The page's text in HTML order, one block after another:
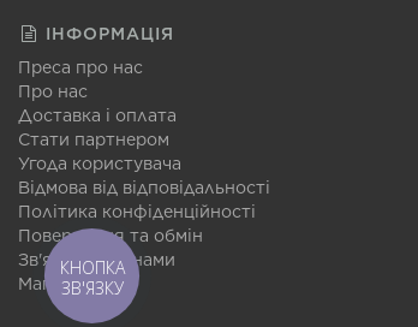
ІНФОРМАЦІЯ
Преса про нас
Про нас
Доставка і оплата
Стати партнером
Угода користувача
Відмова від відповідальності
Політика конфіденційності
Повернення та обмін
Зв'язатися з нами
Мапа сайту
КНОПКА
ЗВ'ЯЗКУ